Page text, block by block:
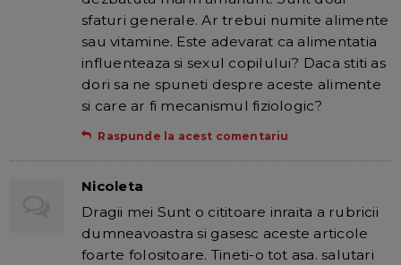
sfaturi generale. Ar trebui numite alimente
sau vitamine. Este adevarat ca alimentatia
influenteaza si sexul copilului? Daca stiti as
dori sa ne spuneti despre aceste alimente
si care ar fi mecanismul fiziologic?
Raspunde la acest comentariu
Nicoleta
Dragii mei Sunt o cititoare inraita a rubricii
dumneavoastra si gasesc aceste articole
foarte folositoare. Tineti-o tot asa. salutari